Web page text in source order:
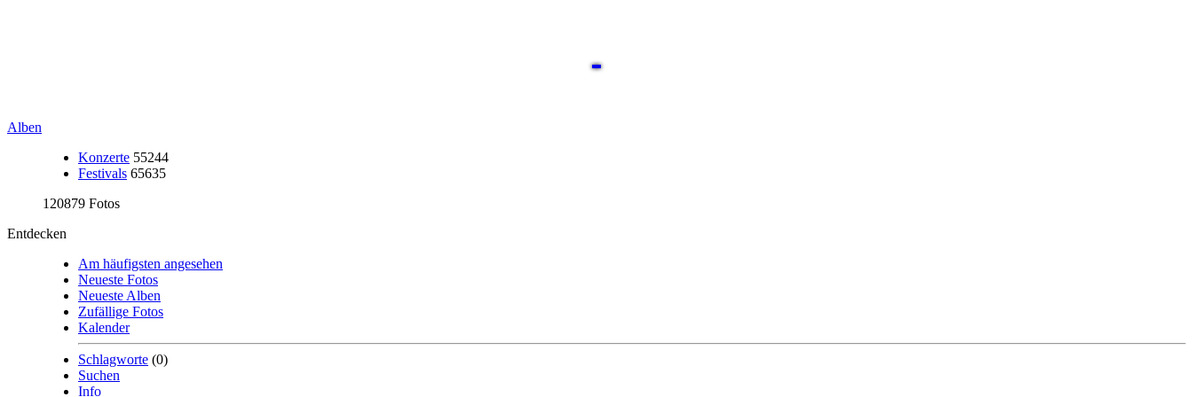
Alben
Konzerte 55244
Festivals 65635
120879 Fotos
Entdecken
Am häufigsten angesehen
Neueste Fotos
Neueste Alben
Zufällige Fotos
Kalender
Schlagworte (0)
Suchen
Info